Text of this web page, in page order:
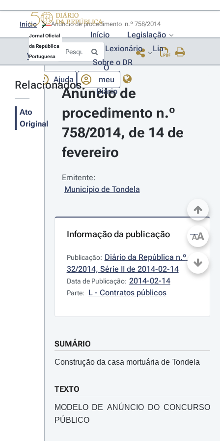
Jornal Oficial
da República
Portuguesa
Início
Legislação
Lexionário
Lia
Sobre o DR
Ajuda
O
meu
Diário
Início
Voltar
Relacionados
Ato
Original
Anúncio de
procedimento n.º
758/2014, de 14 de
fevereiro
Emitente:
Município de Tondela
Informação da publicação
Publicação: Diário da República n.º
32/2014, Série II de 2014-02-14
Data de Publicação: 2014-02-14
Parte: L - Contratos públicos
SUMÁRIO
Construção da casa mortuária de Tondela
TEXTO
MODELO DE ANÚNCIO DO CONCURSO
PÚBLICO
AA